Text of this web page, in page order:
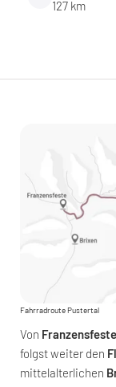
127 km
Fahrradroute Pustertal
Von Franzensfeste
folgst weiter den
mittelalterlichen